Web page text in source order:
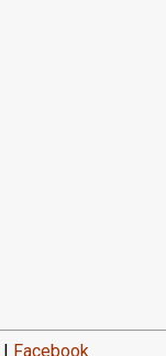
| Facebook